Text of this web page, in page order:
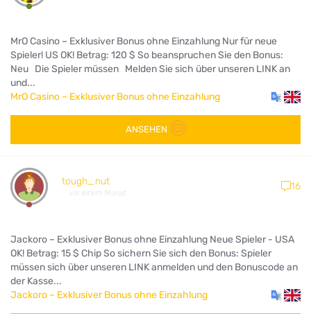
MrO Casino – Exklusiver Bonus ohne Einzahlung Nur für neue
Spieler! US OK! Betrag: 120 $ So beanspruchen Sie den Bonus:
Neu Die Spieler müssen Melden Sie sich über unseren LINK an
und...
MrO Casino – Exklusiver Bonus ohne Einzahlung
ANSEHEN
tough_nut
vor einem Monat
16
Jackoro – Exklusiver Bonus ohne Einzahlung Neue Spieler - USA
OK! Betrag: 15 $ Chip So sichern Sie sich den Bonus: Spieler
müssen sich über unseren LINK anmelden und den Bonuscode an
der Kasse...
Jackoro – Exklusiver Bonus ohne Einzahlung